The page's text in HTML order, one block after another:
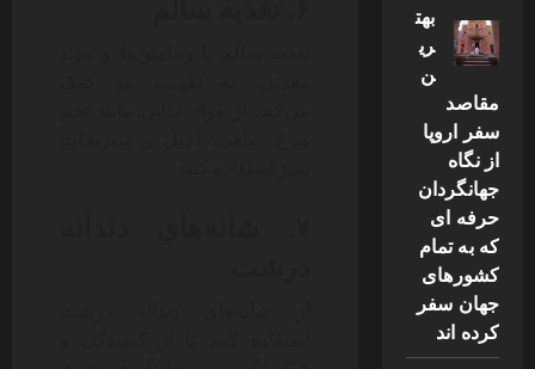
بهت
ری
ن
مقاصد
سفر اروپا
از نگاه
جهانگردان
حرفه ای
که به تمام
کشورهای
جهان سفر
کرده اند